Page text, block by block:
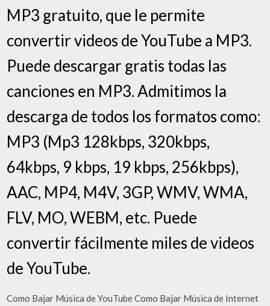
MP3 gratuito, que le permite
convertir videos de YouTube a MP3.
Puede descargar gratis todas las
canciones en MP3. Admitimos la
descarga de todos los formatos como:
MP3 (Mp3 128kbps, 320kbps,
64kbps, 9 kbps, 19 kbps, 256kbps),
AAC, MP4, M4V, 3GP, WMV, WMA,
FLV, MO, WEBM, etc. Puede
convertir fácilmente miles de videos
de YouTube.
Como Bajar Música de YouTube Como Bajar Música de Internet